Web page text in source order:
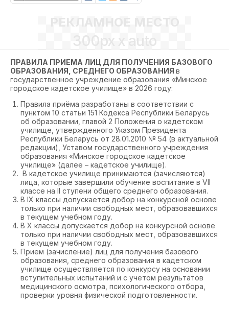
РЕКЛАМНОЕ МЕСТО
300px x auto
ПРАВИЛА ПРИЕМА ЛИЦ ДЛЯ ПОЛУЧЕНИЯ БАЗОВОГО
ОБРАЗОВАНИЯ, СРЕДНЕГО ОБРАЗОВАНИЯ в
государственное учреждение образования «Минское
городское кадетское училище» в 2026 году:
Правила приёма разработаны в соответствии с
пунктом 10 статьи 151 Кодекса Республики Беларусь
об образовании, главой 2 Положения о кадетском
училище, утвержденного Указом Президента
Республики Беларусь от 28.01.2010 № 54 (в актуальной
редакции), Уставом государственного учреждения
образования «Минское городское кадетское
училище» (далее – кадетское училище).
В кадетское училище принимаются (зачисляются)
лица, которые завершили обучение воспитание в VII
классе на II ступени общего среднего образования.
В IX классы допускается добор на конкурсной основе
только при наличии свободных мест, образовавшихся
в текущем учебном году.
В X классы допускается добор на конкурсной основе
только при наличии свободных мест, образовавшихся
в текущем учебном году.
Прием (зачисление) лиц для получения базового
образования, среднего образования в кадетском
училище осуществляется по конкурсу на основании
вступительных испытаний и с учетом результатов
медицинского осмотра, психологического отбора,
проверки уровня физической подготовленности.